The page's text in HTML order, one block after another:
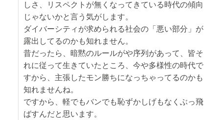
しさ、リスペクトが無くなってきている時代の傾向
じゃないかと言う気がします。
ダイバーシティが求められる社会の「悪い部分」が
露出してるのかも知れません。
昔だったら、暗黙のルールがや序列があって、皆そ
れに従って生きていたところ、今や多様性の時代で
すから、主張したモン勝ちになっちゃってるのかも
知れませんね。
ですから、軽でもバンでも恥ずかしげもなくぶっ飛
ばすんだと思います。